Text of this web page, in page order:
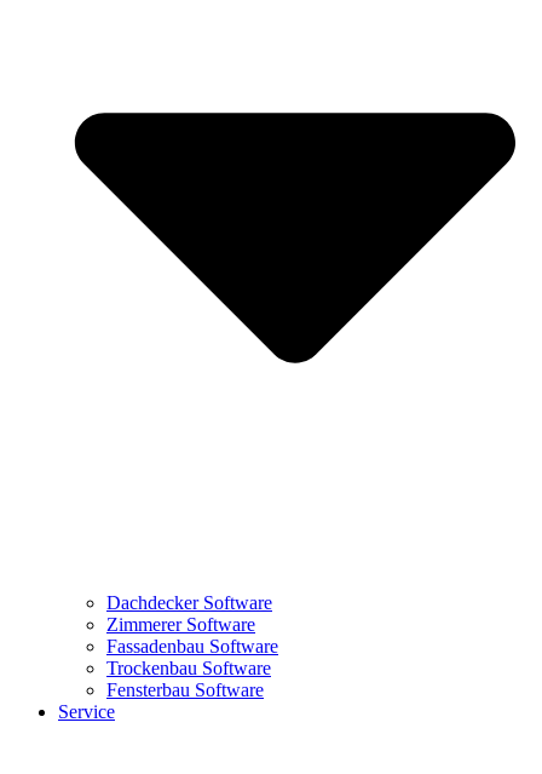
Dachdecker Software
Zimmerer Software
Fassadenbau Software
Trockenbau Software
Fensterbau Software
Service